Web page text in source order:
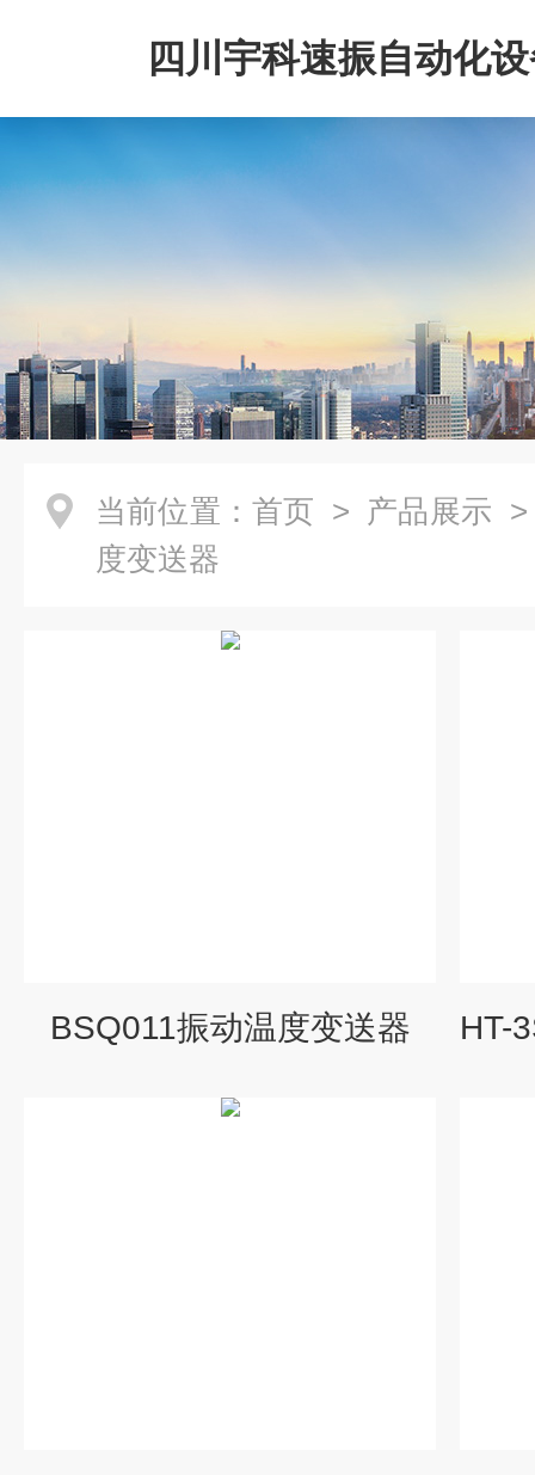
四川宇科速振自动化
公司
当前位置： 首页 > 产品展示
度变送器
BSQ011振动温度变送器